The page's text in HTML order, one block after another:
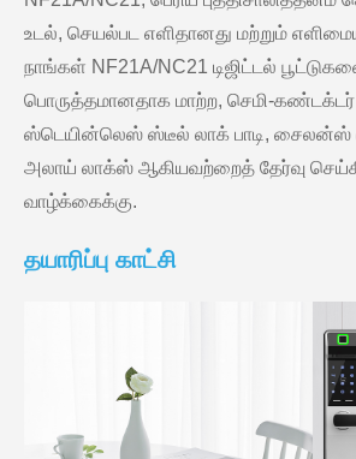
உடல், செயல்பட எளிதானது மற்றும்
நாங்கள் NF21A/NC21 டிஜிட்டல்
பொருத்தமானதாக மாற்ற, செமி-
ஸ்டெயின்லெஸ் ஸ்டீல் லாக் பாடி, சைலன்ஸ்
அலாய் லாக்ஸ் ஆகியவற்றைத் தேர்வு
வாழ்க்கைக்கு.
தயாரிப்பு காட்சி